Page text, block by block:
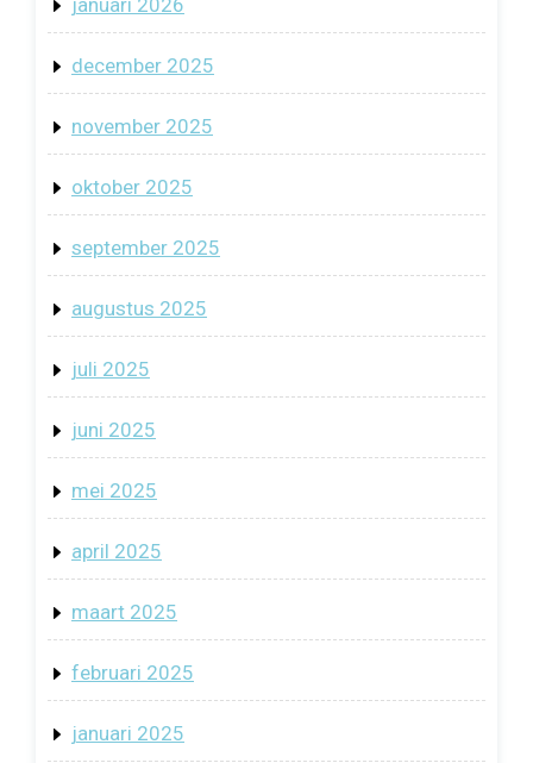
december 2025
november 2025
oktober 2025
september 2025
augustus 2025
juli 2025
juni 2025
mei 2025
april 2025
maart 2025
februari 2025
januari 2025